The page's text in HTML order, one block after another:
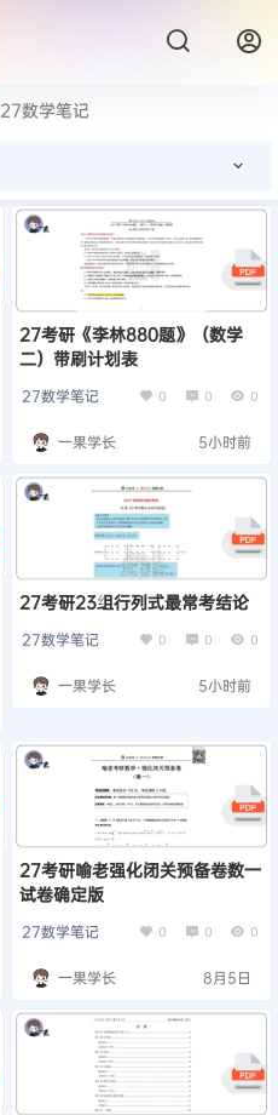
27数学笔记
27考研《李林880题》（数学
二）带刷计划表
27数学笔记 0 0 0
一果学长 5小时前
27考研23组行列式最常考结论
27数学笔记 0 0 0
一果学长 5小时前
27考研喻老强化闭关预备卷数一
试卷确定版
27数学笔记 0 0 0
一果学长 8月5日